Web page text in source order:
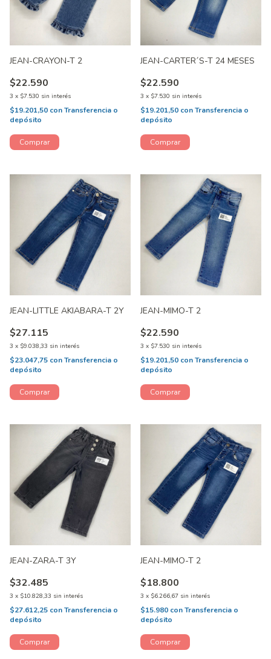
JEAN-CRAYON-T 2
$22.590
3 x $7.530 sin interés
$19.201,50 conTransferencia o
depósito
JEAN-CARTER´S-T 24 MESES
$22.590
3 x $7.530 sin interés
$19.201,50 conTransferencia o
depósito
JEAN-LITTLE AKIABARA-T 2Y
$27.115
3 x $9.038,33 sin interés
$23.047,75 conTransferencia o
depósito
JEAN-MIMO-T 2
$22.590
3 x $7.530 sin interés
$19.201,50 conTransferencia o
depósito
JEAN-ZARA-T 3Y
$32.485
3 x $10.828,33 sin interés
$27.612,25 conTransferencia o
depósito
JEAN-MIMO-T 2
$18.800
3 x $6.266,67 sin interés
$15.980 conTransferencia o
depósito